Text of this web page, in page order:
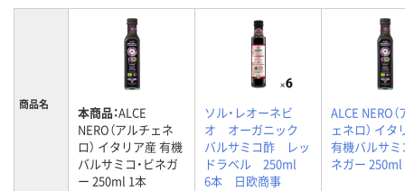
商品名 本商品：ALCE
NERO（アルチェネ
ロ） イタリア産 有機
バルサミコ・ビネガ
ー 250ml 1本
ソル・レオーネビ
オ オーガニック
バルサミコ酢 レッ
ドラベル 250ml
6本 日欧商事
ALCE NERO
ェネロ） イタ
有機バルサミ
ネガー 250ml